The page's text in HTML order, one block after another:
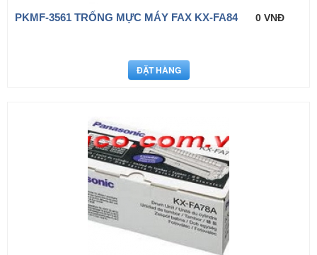
PKMF-3561 TRỐNG MỰC MÁY FAX KX-FA84 0 VNĐ